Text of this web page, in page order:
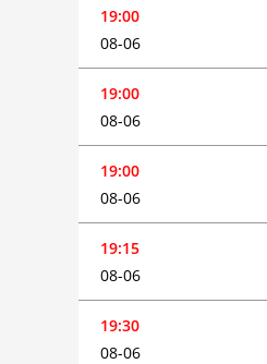
19:00
08-06
19:00
08-06
19:00
08-06
19:15
08-06
19:30
08-06